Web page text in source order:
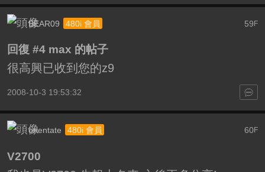
59F
BEAR09 480i 會員
回復 #4 max 的帖子
很高興已收到您的z9
2008-10-3 19:53:32
60F
orientate 480i 會員
V2700